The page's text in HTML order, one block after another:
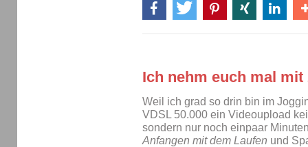
Ich nehm euch mal mit
Weil ich grad so drin bin im
VDSL 50.000 ein Videoupload
sondern nur noch einpaar
Anfangen mit dem Laufen und